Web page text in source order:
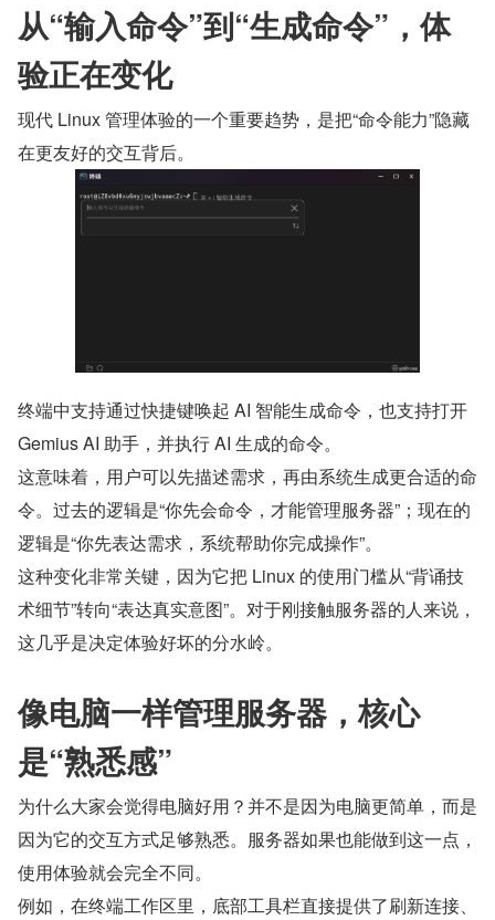
从“输入命令”到“生成命令”，体
验正在变化
现代 Linux 管理体验的一个重要趋势，是把“命令能力”隐藏
在更友好的交互背后。
终端中支持通过快捷键唤起 AI 智能生成命令，也支持打开
Gemius AI 助手，并执行 AI 生成的命令。
这意味着，用户可以先描述需求，再由系统生成更合适的命
令。过去的逻辑是“你先会命令，才能管理服务器”；现在的
逻辑是“你先表达需求，系统帮助你完成操作”。
这种变化非常关键，因为它把 Linux 的使用门槛从“背诵技
术细节”转向“表达真实意图”。对于刚接触服务器的人来说，
这几乎是决定体验好坏的分水岭。
像电脑一样管理服务器，核心
是“熟悉感”
为什么大家会觉得电脑好用？并不是因为电脑更简单，而是
因为它的交互方式足够熟悉。服务器如果也能做到这一点，
使用体验就会完全不同。
例如，在终端工作区里，底部工具栏直接提供了刷新连接、